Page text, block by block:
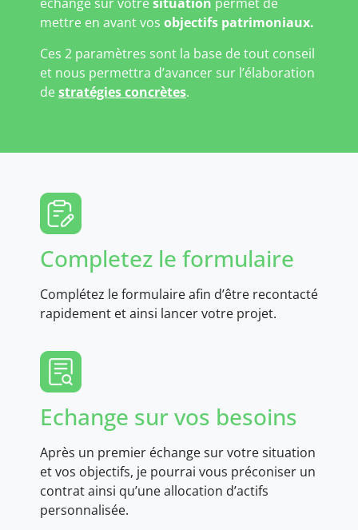
mettre en avant vos objectifs patrimoniaux.
Ces 2 paramètres sont la base de tout conseil
et nous permettra d’avancer sur l’élaboration
destratégies concrètes.
Completez le formulaire
Complétez le formulaire afin d’être recontacté
rapidement et ainsi lancer votre projet.
Echange sur vos besoins
Après un premier échange sur votre situation
et vos objectifs, je pourrai vous préconiser un
contrat ainsi qu’une allocation d’actifs
personnalisée.